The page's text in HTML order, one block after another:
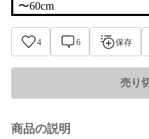
〜60cm
4 6 保存
売り
商品の説明